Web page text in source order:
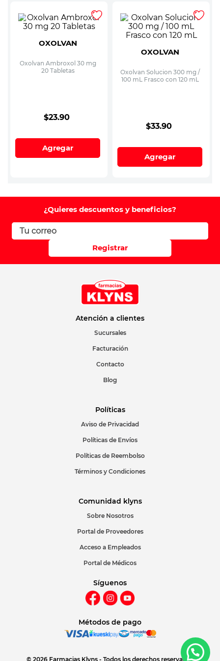
OXOLVAN
Oxolvan Ambroxol 30 mg
20 Tabletas
$23.90
Agregar
OXOLVAN
Oxolvan Solucion 300 mg /
100 mL Frasco con 120 mL
$33.90
Agregar
¿Quieres descuentos y beneficios?
Registrar
Atención a clientes
Sucursales
Facturación
Contacto
Blog
Políticas
Aviso de Privacidad
Políticas de Envíos
Políticas de Reembolso
Términos y Condiciones
Comunidad klyns
Sobre Nosotros
Portal de Proveedores
Acceso a Empleados
Portal de Médicos
Síguenos
Métodos de pago
© 2026 Farmacias Klyns - Todos los derechos reservados